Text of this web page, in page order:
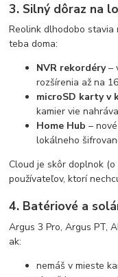
3. Silný dôraz na
Reolink dlhodobo stavia
teba doma:
NVR rekordéry–
rozšírenia až na
microSD karty v
kamier vie
Home Hub –
lokálneho
Cloud je skôr doplnok
používateľov, ktorí
4. Batériové a
Argus 3 Pro, Argus PT,
ak:
nemáš v mieste